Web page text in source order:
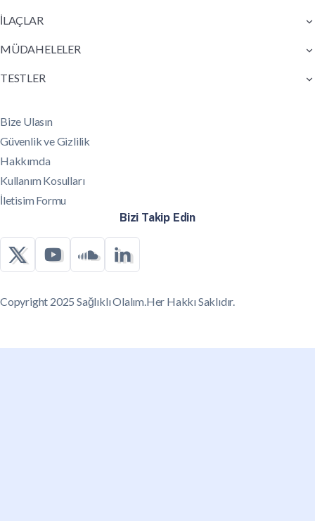
İLAÇLAR
MÜDAHELELER
TESTLER
Bize Ulasın
Güvenlik ve Gizlilik
Hakkımda
Kullanım Kosulları
İletisim Formu
Bizi Takip Edin
Copyright 2025 Sağlıklı Olalım.Her Hakkı Saklıdır.